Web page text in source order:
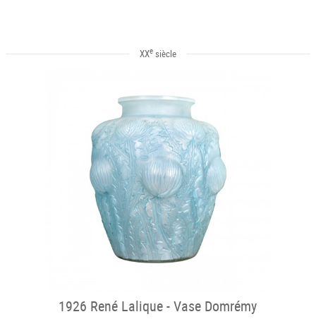
XXesiècle
1926 René Lalique - Vase Domrémy